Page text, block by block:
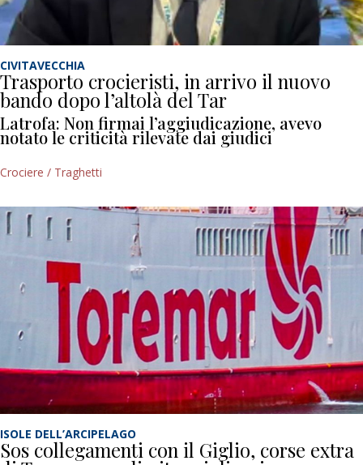
CIVITAVECCHIA
Trasporto crocieristi, in arrivo il nuovo
bando dopo l’altolà del Tar
Latrofa: Non firmai l’aggiudicazione, avevo
notato le criticità rilevate dai giudici
Crociere / Traghetti
ISOLE DELL’ARCIPELAGO
Sos collegamenti con il Giglio, corse extra